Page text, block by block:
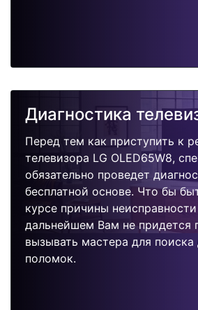
Диагностика
Перед тем как приступить к
телевизора LG OLED65W8,
обязательно проведет
бесплатной основе. Что бы
курсе причины
дальнейшем Вам не придется
вызывать мастера для поиска
поломок.